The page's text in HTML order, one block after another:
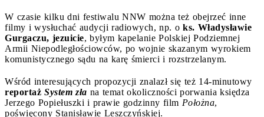
W czasie kilku dni festiwalu NNW można też obejrzeć inne
filmy i wysłuchać audycji radiowych, np. o ks. Władysławie
Gurgaczu, jezuicie, byłym kapelanie Polskiej Podziemnej
Armii Niepodległościowców, po wojnie skazanym wyrokiem
komunistycznego sądu na karę śmierci i rozstrzelanym.
Wśród interesujących propozycji znalazł się też 14-minutowy
reportaż System zła na temat okoliczności porwania księdza
Jerzego Popiełuszki i prawie godzinny film Położna,
poświęcony Stanisławie Leszczyńskiej.